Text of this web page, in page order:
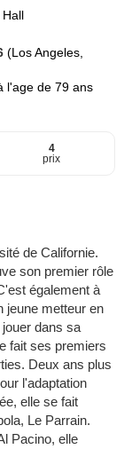
Hall
(Los Angeles,
l'age de 79 ans
4
prix
de Californie.
son premier rôle
également à
jeune metteur en
dans sa
fait ses premiers
Deux ans plus
l'adaptation
elle se fait
Le Parrain.
Pacino, elle